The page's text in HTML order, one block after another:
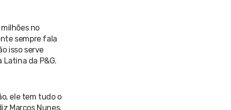
no
sempre fala
isso serve
Latina da P&G.
ele tem tudo o
Marcos Nunes,